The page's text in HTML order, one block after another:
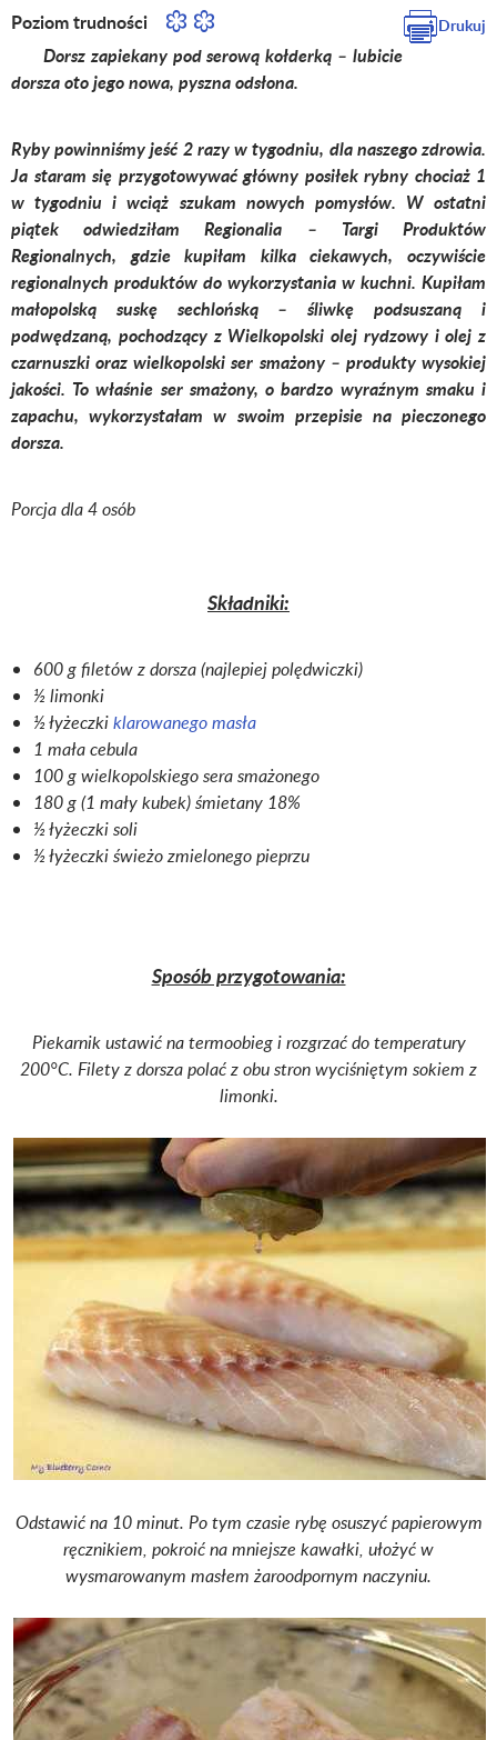
Drukuj
Poziom trudności
Dorsz zapiekany pod serową kołderką – lubicie
dorsza oto jego nowa, pyszna odsłona.
Ryby powinniśmy jeść 2 razy w tygodniu, dla naszego zdrowia.
Ja staram się przygotowywać główny posiłek rybny chociaż 1
w tygodniu i wciąż szukam nowych pomysłów. W ostatni
piątek odwiedziłam Regionalia – Targi Produktów
Regionalnych, gdzie kupiłam kilka ciekawych, oczywiście
regionalnych produktów do wykorzystania w kuchni. Kupiłam
małopolską suskę sechlońską – śliwkę podsuszaną i
podwędzaną, pochodzący z Wielkopolski olej rydzowy i olej z
czarnuszki oraz wielkopolski ser smażony – produkty wysokiej
jakości. To właśnie ser smażony, o bardzo wyraźnym smaku i
zapachu, wykorzystałam w swoim przepisie na pieczonego
dorsza.
Porcja dla 4 osób
Składniki:
600 g filetów z dorsza (najlepiej polędwiczki)
½ limonki
½ łyżeczkiklarowanego masła
1 mała cebula
100 g wielkopolskiego sera smażonego
180 g (1 mały kubek) śmietany 18%
½ łyżeczki soli
½ łyżeczki świeżo zmielonego pieprzu
Sposób przygotowania:
Piekarnik ustawić na termoobieg i rozgrzać do temperatury
200°C. Filety z dorsza polać z obu stron wyciśniętym sokiem z
limonki.
Odstawić na 10 minut. Po tym czasie rybę osuszyć papierowym
ręcznikiem, pokroić na mniejsze kawałki, ułożyć w
wysmarowanym masłem żaroodpornym naczyniu.